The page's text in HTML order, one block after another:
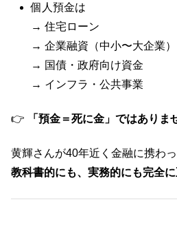
個人預金は
→ 住宅ローン
→ 企業融資（中小〜大企業）
→ 国債・政府向け資金
→ インフラ・公共事業
👉 「預金＝死に金」ではありま
黄輝さんが40年近く金融に携わっ
教科書的にも、実務的にも完全